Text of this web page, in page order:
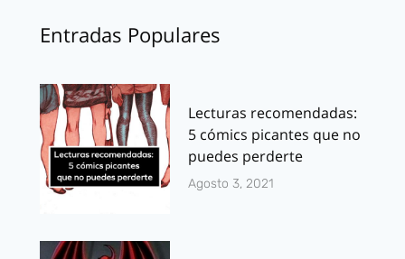
Entradas Populares
Lecturas recomendadas:
5 cómics picantes que no
puedes perderte
Agosto 3, 2021